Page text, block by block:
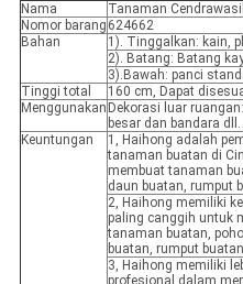
Nama
Tanaman
Nomor barang 624662
Bahan
1). Tinggalkan: kain,
2). Batang: Batang
3).Bawah: panci
Tinggi total
160 cm, Dapat
Menggunakan Dekorasi luar
besar dan bandara dll.
Keuntungan
1, Haihong adalah
tanaman buatan di
membuat tanaman
daun buatan, rumput
2, Haihong memiliki
paling canggih untuk
tanaman buatan,
buatan, rumput
3, Haihong memiliki